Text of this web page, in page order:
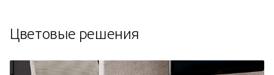
Цветовые решения